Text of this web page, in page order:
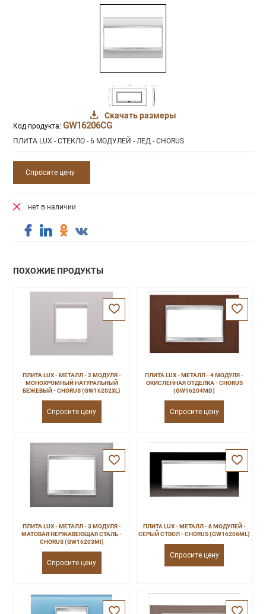
Скачать размеры
Код продукта: GW16206CG
ПЛИТА LUX - СТЕКЛО - 6 МОДУЛЕЙ - ЛЕД - CHORUS
Спросите цену
нет в наличии
ПОХОЖИЕ ПРОДУКТЫ
ПЛИТА LUX - МЕТАЛЛ - 2 МОДУЛЯ -
МОНОХРОМНЫЙ НАТУРАЛЬНЫЙ
БЕЖЕВЫЙ - CHORUS (GW16202XL)
Спросите цену
ПЛИТА LUX - МЕТАЛЛ - 4 МОДУЛЯ -
ОКИСЛЕННАЯ ОТДЕЛКА - CHORUS
(GW16204MD)
Спросите цену
ПЛИТА LUX - МЕТАЛЛ - 3 МОДУЛЯ -
МАТОВАЯ НЕРЖАВЕЮЩАЯ СТАЛЬ -
CHORUS (GW16203MI)
Спросите цену
ПЛИТА LUX - МЕТАЛЛ - 6 МОДУЛЕЙ -
СЕРЫЙ СТВОЛ - CHORUS (GW16206ML)
Спросите цену